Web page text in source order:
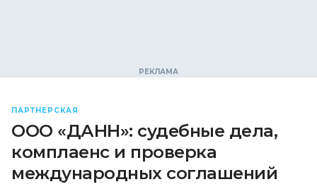
ПАРТНЕРСКАЯ
ООО «ДАНН»: судебные дела,
комплаенс и проверка
международных соглашений